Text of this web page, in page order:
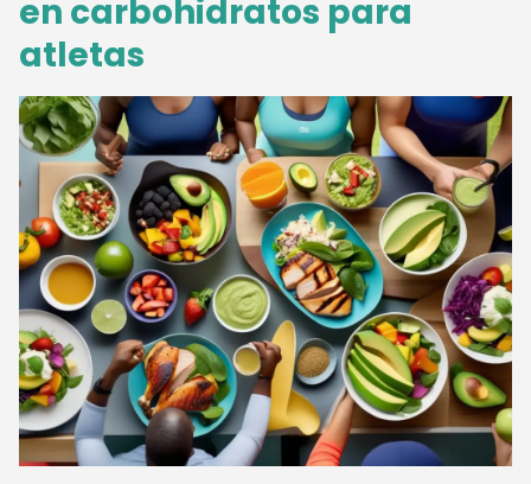
en carbohidratos para
atletas